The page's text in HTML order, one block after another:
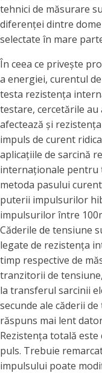
tehnici de măsurare
diferenței dintre
selectate în mare
În ceea ce privește
a energiei, curentul
testa rezistența
testare, cercetările
afectează și
impuls de curent
aplicațiile de sarcină
internaționale pentru
metoda pasului
puterii impulsurilor
impulsurilor între
Căderile de tensiune
legate de rezistența
timp respective de
tranzitorii de
la transferul sarcinii
secunde ale căderii
răspuns mai lent
Rezistența totală
puls. Trebuie
impulsului poate